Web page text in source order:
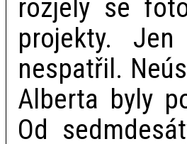
rozjely se
projekty.
nespatřil.
Alberta byly
Od